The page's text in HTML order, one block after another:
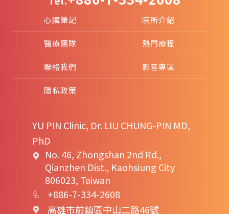
心臟筆記 院所介紹
醫療團隊 熱門療程
聯絡我們 影音專區
隱私政策
YU PIN Clinic, Dr. LIU CHUNG-PIN MD,
PhD
No. 46, Zhongshan 2nd Rd.,
Qianzhen Dist., Kaohsiung City
806023, Taiwan
+886-7-334-2608
高雄市前鎮區中山二路46號